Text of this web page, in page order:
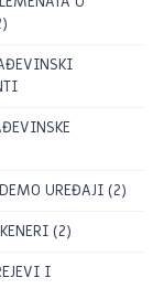
UREĐAJI (2)
(2)
I